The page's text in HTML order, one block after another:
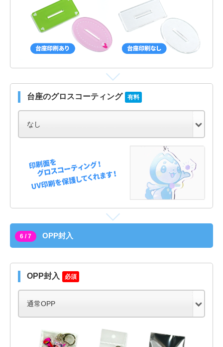
台座のグロスコーティング 有料
6 / 7 OPP封入
OPP封入 必須